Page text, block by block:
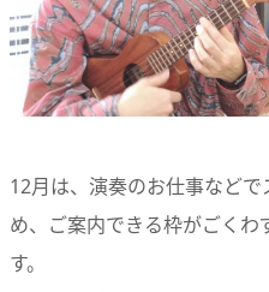
12月は、演奏のお仕事など
め、 ご案内できる枠がごくわ
す。